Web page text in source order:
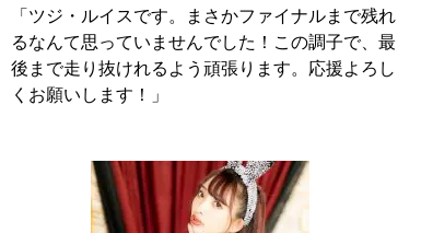
「ツジ・ルイスです。まさかファイナルまで残れ
るなんて思っていませんでした！この調子で、最
後まで走り抜けれるよう頑張ります。応援よろし
くお願いします！」